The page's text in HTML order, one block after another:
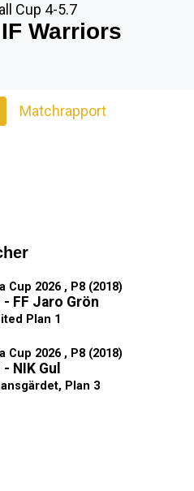
Cup 4-5.7
Warriors
Matchrapport
Cup 2026 , P8 (2018)
- FF Jaro Grön
Plan 1
Cup 2026 , P8 (2018)
- NIK Gul
Plan 3